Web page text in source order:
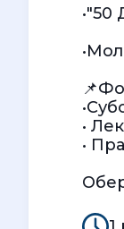
•"50
•
•